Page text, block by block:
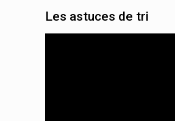
Les astuces de tri